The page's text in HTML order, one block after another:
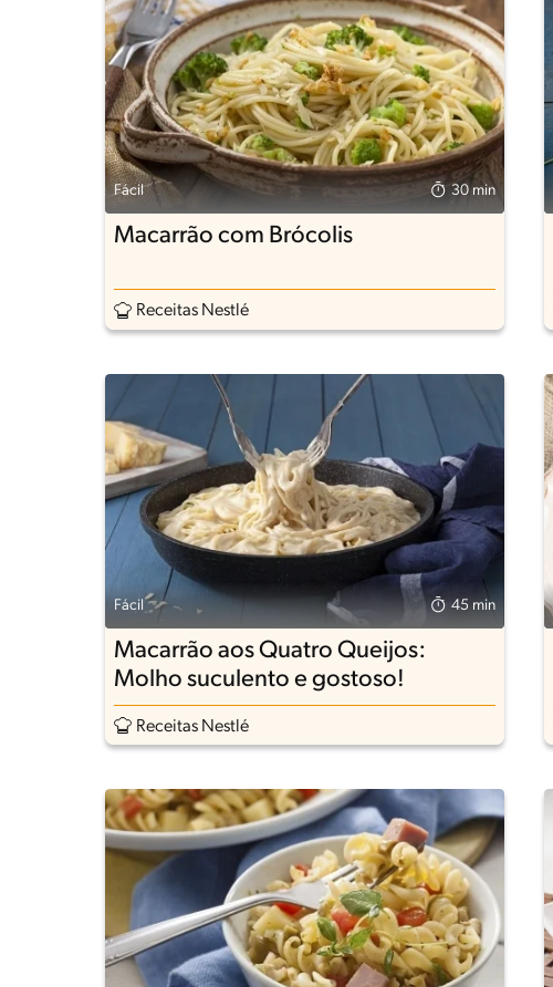
Fácil 30 min
Macarrão com Brócolis
Receitas Nestlé
Fácil 45 min
Macarrão aos Quatro Queijos:
Molho suculento e gostoso!
Receitas Nestlé